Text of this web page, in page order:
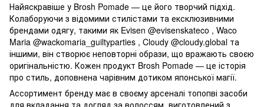
Найяскравіше у Brosh Pomade — це його творчий підхід.
Колаборуючи з відомими стилістами та ексклюзивними
брендами одягу, такими як Evisen @evisenskateco , Waco
Maria @wackomaria_guiltyparties , Cloudy @cloudy.global та
іншими, він створює неповторні образи, що вражають своєю
оригінальністю. Кожен продукт Brosh Pomade — це історія
про стиль, доповнена чарівним дотиком японської магії.
Ассортимент бренду має в своєму арсеналі топопві засоби